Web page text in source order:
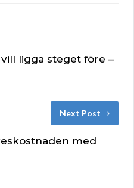
ligga steget före –
Next Post
med